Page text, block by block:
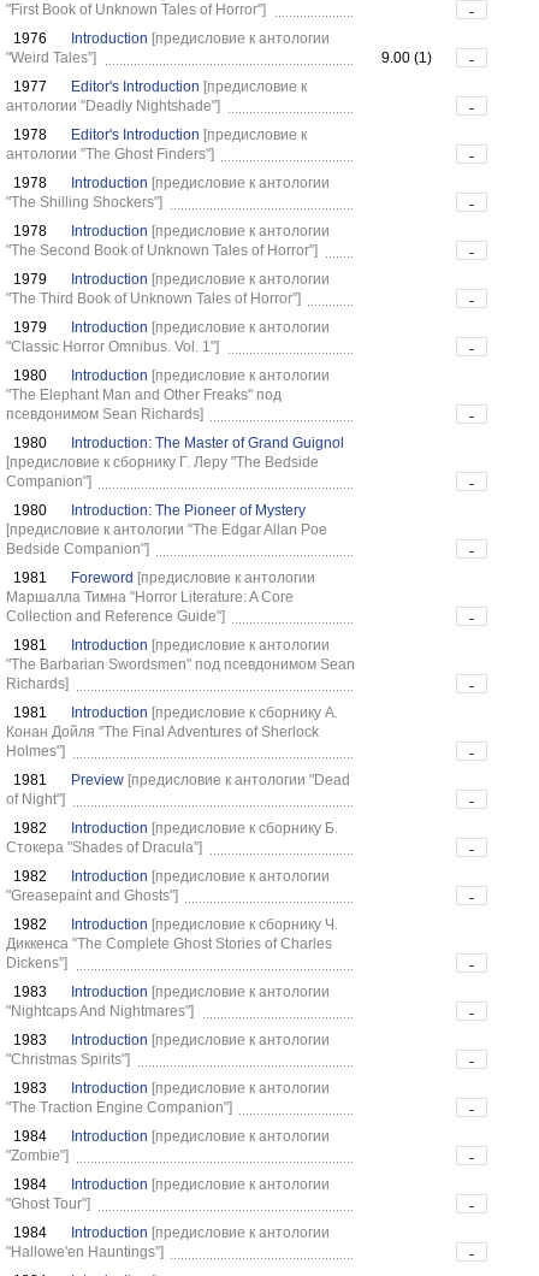
"First Book of Unknown Tales of Horror"]
-
1976
Introduction [предисловие к антологии
"Weird Tales"]
9.00 (1)
-
1977
Editor's Introduction [предисловие к
антологии "Deadly Nightshade"]
-
1978
Editor's Introduction [предисловие к
антологии "The Ghost Finders"]
-
1978
Introduction [предисловие к антологии
"The Shilling Shockers"]
-
1978
Introduction [предисловие к антологии
"The Second Book of Unknown Tales of Horror"]
-
1979
Introduction [предисловие к антологии
"The Third Book of Unknown Tales of Horror"]
-
1979
Introduction [предисловие к антологии
"Classic Horror Omnibus. Vol. 1"]
-
1980
Introduction [предисловие к антологии
"The Elephant Man and Other Freaks" под
псевдонимом Sean Richards]
-
1980
Introduction: The Master of Grand Guignol
[предисловие к сборнику Г. Леру "The Bedside
Companion"]
-
1980
Introduction: The Pioneer of Mystery
[предисловие к антологии "The Edgar Allan Poe
Bedside Companion"]
-
1981
Foreword [предисловие к антологии
Маршалла Тимна "Horror Literature: A Core
Collection and Reference Guide"]
-
1981
Introduction [предисловие к антологии
"The Barbarian Swordsmen" под псевдонимом Sean
Richards]
-
1981
Introduction [предисловие к сборнику А.
Конан Дойля "The Final Adventures of Sherlock
Holmes"]
-
1981
Preview [предисловие к антологии "Dead
of Night"]
-
1982
Introduction [предисловие к сборнику Б.
Стокера "Shades of Dracula"]
-
1982
Introduction [предисловие к антологии
"Greasepaint and Ghosts"]
-
1982
Introduction [предисловие к сборнику Ч.
Диккенса "The Complete Ghost Stories of Charles
Dickens"]
-
1983
Introduction [предисловие к антологии
"Nightcaps And Nightmares"]
-
1983
Introduction [предисловие к антологии
"Christmas Spirits"]
-
1983
Introduction [предисловие к антологии
"The Traction Engine Companion"]
-
1984
Introduction [предисловие к антологии
"Zombie"]
-
1984
Introduction [предисловие к антологии
"Ghost Tour"]
-
1984
Introduction [предисловие к антологии
"Hallowe'en Hauntings"]
-